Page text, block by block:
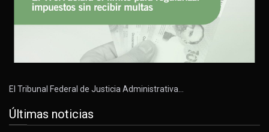
El Tribunal Federal de Justicia Administrativa…
Últimas noticias